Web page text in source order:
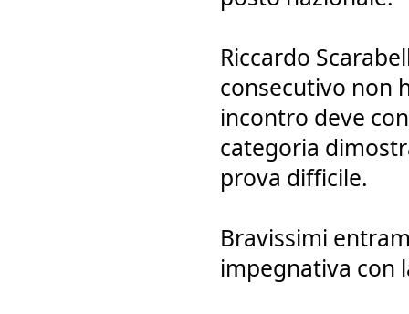
Riccardo
consecutivo non
incontro deve
categoria
prova difficile.
Bravissimi
impegnativa con